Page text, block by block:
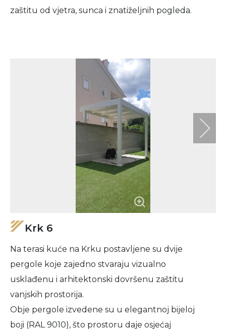
zaštitu od vjetra, sunca i znatiželjnih pogleda.
Krk 6
Na terasi kuće na Krku postavljene su dvije
pergole koje zajedno stvaraju vizualno
usklađenu i arhitektonski dovršenu zaštitu
vanjskih prostorija.
Obje pergole izvedene su u elegantnoj bijeloj
boji (RAL 9010), što prostoru daje osjećaj